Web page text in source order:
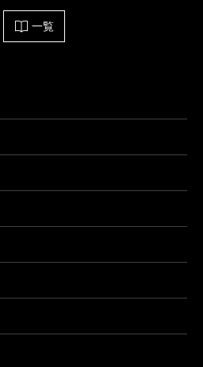
一覧